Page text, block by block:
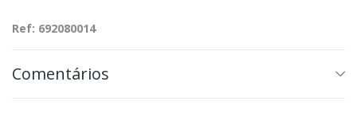
Ref: 692080014
Comentários